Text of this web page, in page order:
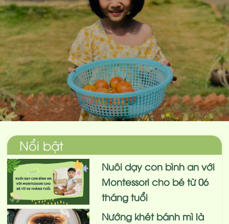
Nổi bật
Nuôi dạy con bình an với
Montessori cho bé từ 06
tháng tuổi
Nướng khét bánh mì là